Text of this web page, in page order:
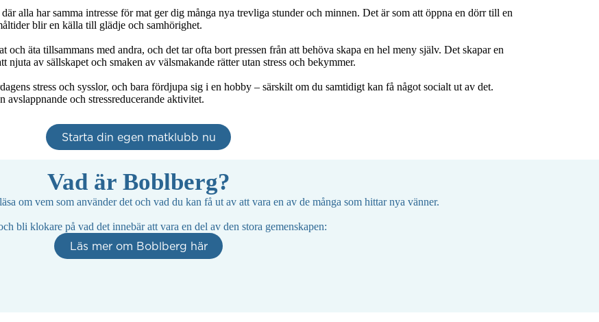
alla har samma intresse för mat ger dig många nya trevliga stunder och minnen. Det är som att öppna en dörr till en
blir en källa till glädje och samhörighet.
och äta tillsammans med andra, och det tar ofta bort pressen från att behöva skapa en hel meny själv. Det skapar en
av sällskapet och smaken av välsmakande rätter utan stress och bekymmer.
stress och sysslor, och bara fördjupa sig i en hobby – särskilt om du samtidigt kan få något socialt ut av det.
och stressreducerande aktivitet.
Starta din egen matklubb nu
Vad är Boblberg?
om vem som använder det och vad du kan få ut av att vara en av de många som hittar nya vänner.
bli klokare på vad det innebär att vara en del av den stora gemenskapen:
Läs mer om Boblberg här